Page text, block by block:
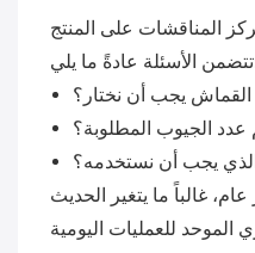
ما يلي:
يجب أن نختار؟
عدد الجيوب المطلوبة؟
الذي يجب أن نستخدمه؟